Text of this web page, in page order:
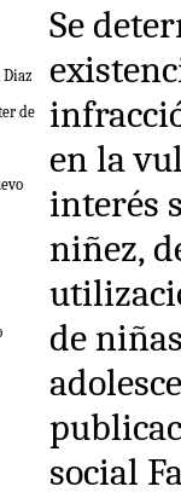
de
Se
en la
interés
niñez,
de
social